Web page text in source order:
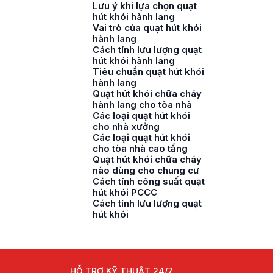
Lưu ý khi lựa chọn quạt
hút khói hành lang
Vai trò của quạt hút khói
hành lang
Cách tính lưu lượng quạt
hút khói hành lang
Tiêu chuẩn quạt hút khói
hành lang
Quạt hút khói chữa cháy
hành lang cho tòa nhà
Các loại quạt hút khói
cho nhà xưởng
Các loại quạt hút khói
cho tòa nhà cao tầng
Quạt hút khói chữa cháy
nào dùng cho chung cư
Cách tính công suất quạt
hút khói PCCC
Cách tính lưu lượng quạt
hút khói
HỖ TRỢ KỸ THUẬT 24/7